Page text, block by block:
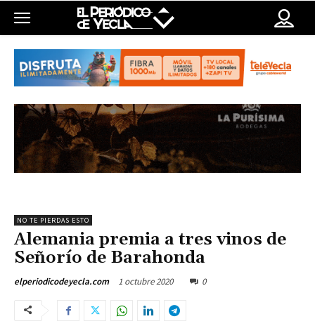
NO TE PIERDAS ESTO
Alemania premia a tres vinos de
Señorío de Barahonda
elperiodicodeyecla.com 1 octubre 2020 0